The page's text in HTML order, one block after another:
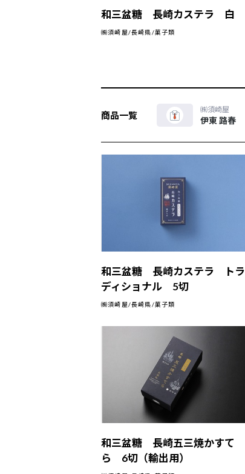
和三盆糖 長崎カステラ 白
㈱須崎屋/長崎県/菓子類
商品一覧
㈱須崎屋
伊東 路春
和三盆糖 長崎カステラ トラ
ディショナル 5切
㈱須崎屋/長崎県/菓子類
和三盆糖 長崎五三焼かすて
ら 6切（輸出用）